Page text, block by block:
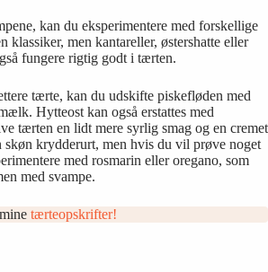
kan du eksperimentere med forskellige
klassiker, men kantareller, østershatte eller
fungere rigtig godt i tærten.
tærte, kan du udskifte piskefløden med
Hytteost kan også erstattes med
tærten en lidt mere syrlig smag og en cremet
skøn krydderurt, men hvis du vil prøve noget
med rosmarin eller oregano, som
med svampe.
tærteopskrifter!